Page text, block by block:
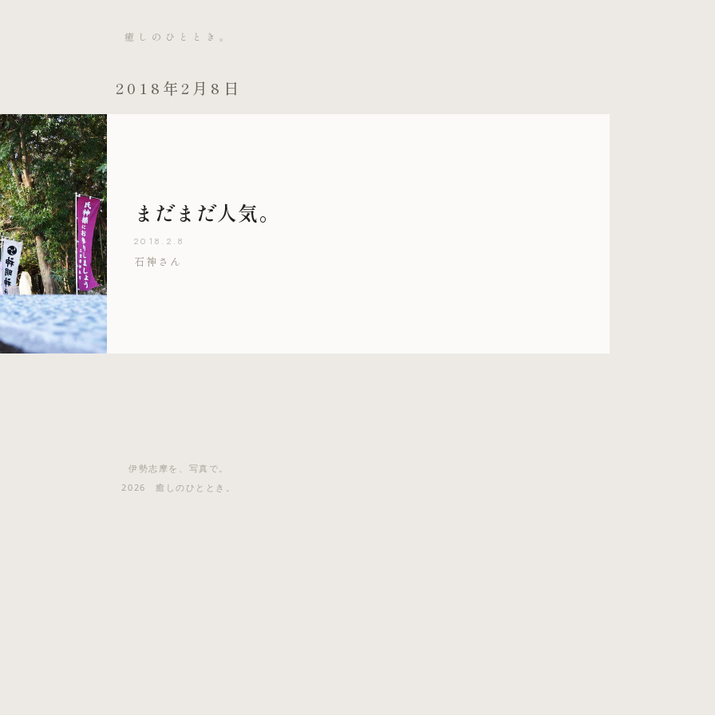
癒しのひととき。
2018年2月8日
まだまだ人気。
2018.2.8
石神さん
伊勢志摩を、写真で。
2026 癒しのひととき。